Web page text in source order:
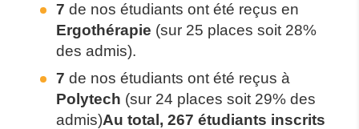
7 de nos étudiants ont été reçus en
Ergothérapie (sur 25 places soit 28%
des admis).
7 de nos étudiants ont été reçus à
Polytech (sur 24 places soit 29% des
admis)Au total, 267 étudiants inscrits